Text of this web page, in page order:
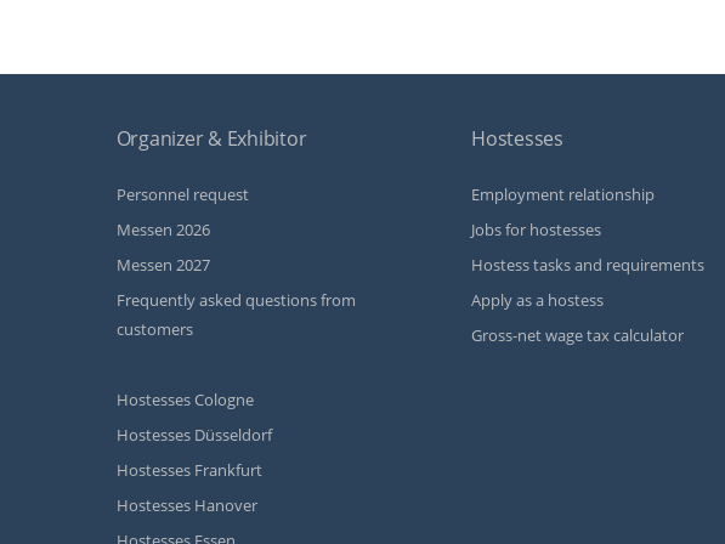
Organizer & Exhibitor
Personnel request
Messen 2026
Messen 2027
Frequently asked questions from
customers
Hostesses Cologne
Hostesses Düsseldorf
Hostesses Frankfurt
Hostesses Hanover
Hostesses
Employment relationship
Jobs for hostesses
Hostess tasks and requirements
Apply as a hostess
Gross-net wage tax calculator